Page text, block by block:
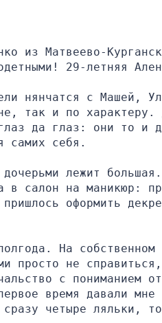
из Матвеево-
29-летняя
нянчатся с Машей,
так и по
да глаз: они то и
самих себя.
лежит
в салон на маникюр:
оформить
На
просто не
с пониманием
время давали
четыре ляльки,